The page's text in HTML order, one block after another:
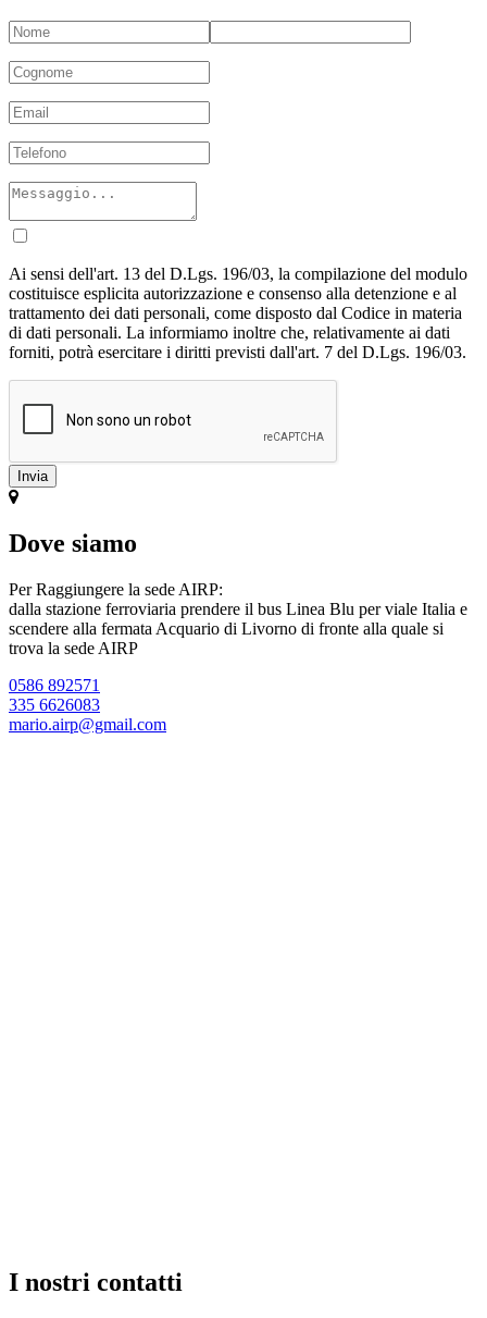
Ai sensi dell'art. 13 del D.Lgs. 196/03, la compilazione del modulo
costituisce esplicita autorizzazione e consenso alla detenzione e al
trattamento dei dati personali, come disposto dal Codice in materia
di dati personali. La informiamo inoltre che, relativamente ai dati
forniti, potrà esercitare i diritti previsti dall'art. 7 del D.Lgs. 196/03.
Dove siamo
Per Raggiungere la sede AIRP:
dalla stazione ferroviaria prendere il bus Linea Blu per viale Italia e
scendere alla fermata Acquario di Livorno di fronte alla quale si
trova la sede AIRP
0586 892571
335 6626083
mario.airp@gmail.com
I nostri contatti